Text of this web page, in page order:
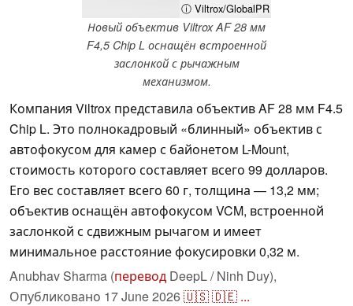
ⓘ Viltrox/GlobalPR
Новый объектив Viltrox AF 28 мм
F4,5 Chip L оснащён встроенной
заслонкой с рычажным
механизмом.
Компания Viltrox представила объектив AF 28 мм F4.5
Chip L. Это полнокадровый «блинный» объектив с
автофокусом для камер с байонетом L-Mount,
стоимость которого составляет всего 99 долларов.
Его вес составляет всего 60 г, толщина — 13,2 мм;
объектив оснащён автофокусом VCM, встроенной
заслонкой с сдвижным рычагом и имеет
минимальное расстояние фокусировки 0,32 м.
Anubhav Sharma (перевод DeepL / Ninh Duy),
Опубликовано 17 June 2026🇺🇸🇩🇪 ...